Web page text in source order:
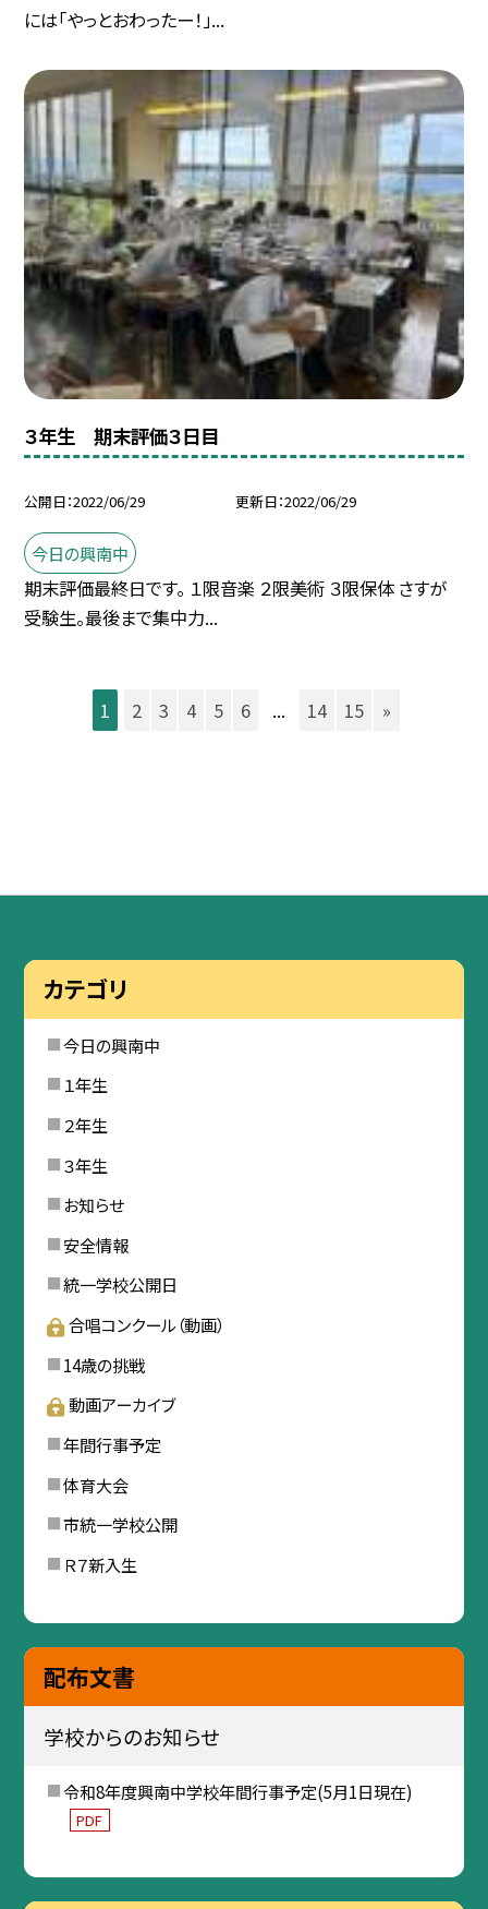
には「やっとおわったー！」...
３年生 期末評価３日目
公開日 2022/06/29 更新日 2022/06/29
今日の興南中
期末評価最終日です。 １限音楽 ２限美術 ３限保体 さすが
受験生。最後まで集中力...
1 2 3 4 5 6 ... 14 15 »
カテゴリ
今日の興南中
１年生
２年生
３年生
お知らせ
安全情報
統一学校公開日
合唱コンクール（動画）
14歳の挑戦
動画アーカイブ
年間行事予定
体育大会
市統一学校公開
Ｒ７新入生
配布文書
学校からのお知らせ
令和8年度興南中学校年間行事予定(5月1日現在)
PDF